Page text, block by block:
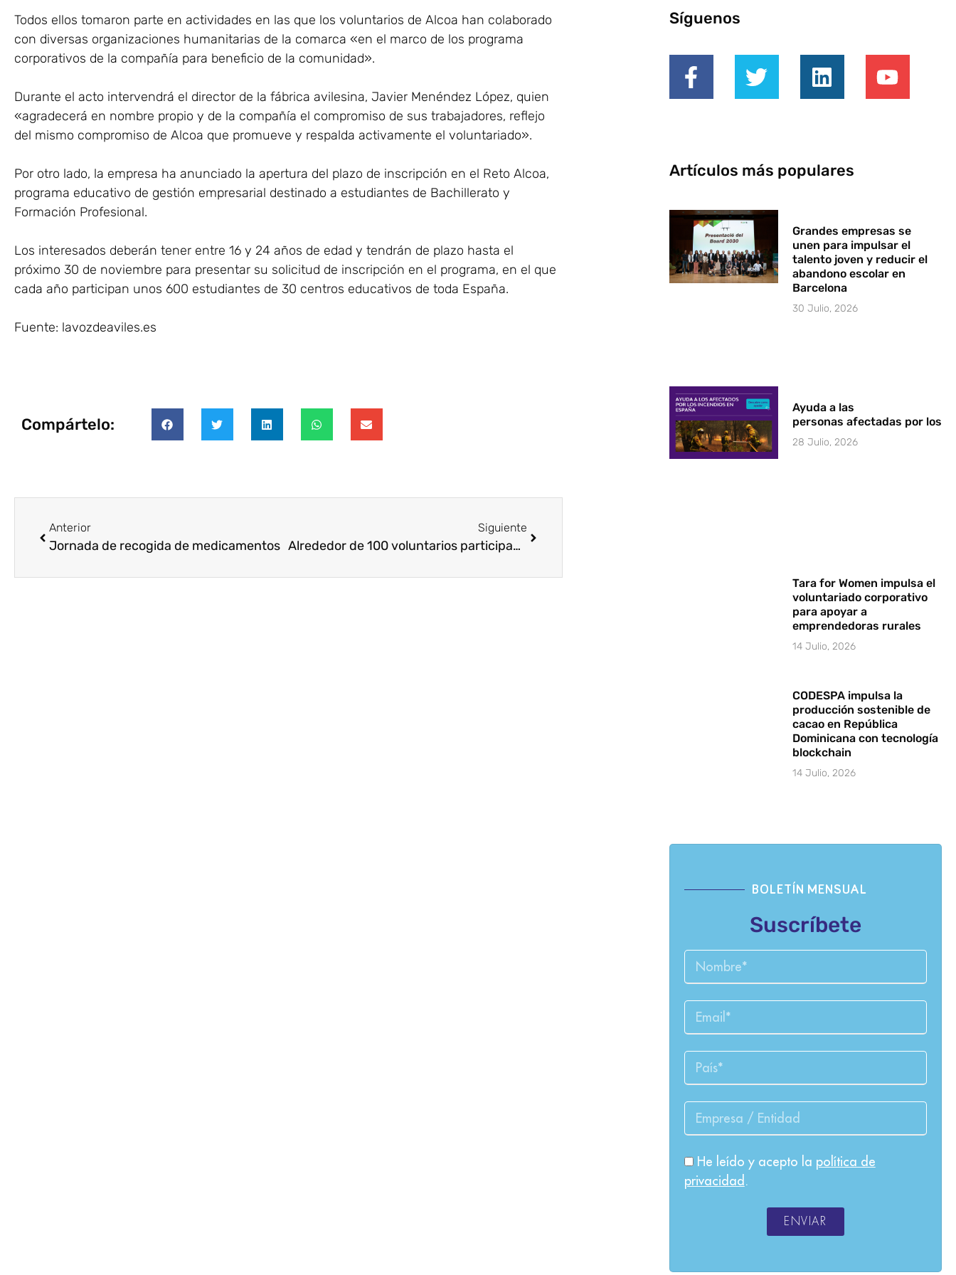
Todos ellos tomaron parte en actividades en las que los voluntarios de Alcoa han colaborado
con diversas organizaciones humanitarias de la comarca «en el marco de los programa
corporativos de la compañía para beneficio de la comunidad».
Durante el acto intervendrá el director de la fábrica avilesina, Javier Menéndez López, quien
«agradecerá en nombre propio y de la compañía el compromiso de sus trabajadores, reflejo
del mismo compromiso de Alcoa que promueve y respalda activamente el voluntariado».
Por otro lado, la empresa ha anunciado la apertura del plazo de inscripción en el Reto Alcoa,
programa educativo de gestión empresarial destinado a estudiantes de Bachillerato y
Formación Profesional.
Los interesados deberán tener entre 16 y 24 años de edad y tendrán de plazo hasta el
próximo 30 de noviembre para presentar su solicitud de inscripción en el programa, en el que
cada año participan unos 600 estudiantes de 30 centros educativos de toda España.
Fuente: lavozdeaviles.es
Compártelo:
Anterior
Jornada de recogida de medicamentos
Siguiente
Alrededor de 100 voluntarios participan en la Semana del Voluntariado Corporativo del Grupo Leche Pascual
Síguenos
Artículos más populares
Grandes empresas se
unen para impulsar el
talento joven y reducir el
abandono escolar en
Barcelona
30 Julio, 2026
Ayuda a las
personas afectadas por los
28 Julio, 2026
Tara for Women impulsa el
voluntariado corporativo
para apoyar a
emprendedoras rurales
14 Julio, 2026
CODESPA impulsa la
producción sostenible de
cacao en República
Dominicana con tecnología
blockchain
14 Julio, 2026
BOLETÍN MENSUAL
Suscríbete
He leído y acepto la política de
privacidad .
ENVIAR